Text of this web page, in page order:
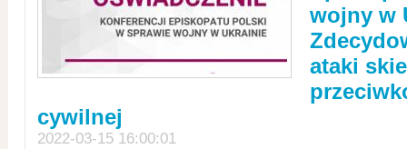
wojny w
ataki
cywilnej
2022-03-15 16:00:01